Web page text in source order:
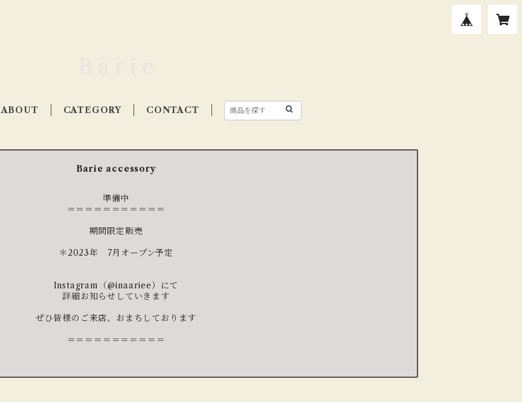
ABOUT CATEGORY CONTACT
Barie accessory
準備中
＝＝＝＝＝＝＝＝＝＝＝
期間限定販売
＊2023年 7月オープン予定
Instagram（@inaariee）にて
詳細お知らせしていきます
ぜひ皆様のご来店、おまちしております
＝＝＝＝＝＝＝＝＝＝＝